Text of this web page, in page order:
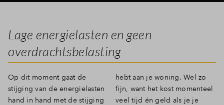
Lage energielasten en geen
overdrachtsbelasting
Op dit moment gaat de
stijging van de energielasten
hand in hand met de stijging
hebt aan je woning. Wel zo
fijn, want het kost momenteel
veel tijd én geld als je je